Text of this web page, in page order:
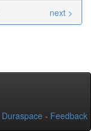
next >
Duraspace - Feedback